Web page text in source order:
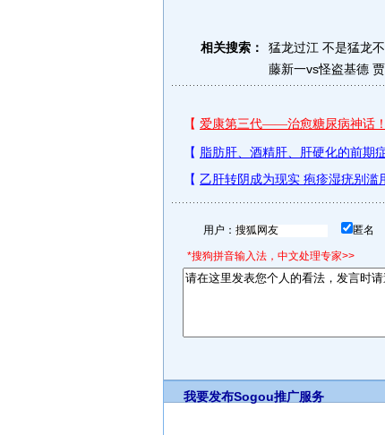
相关搜索： 猛龙过江 不是猛龙
藤新一vs怪盗基德
用户： 匿名
*搜狗拼音输入法，中文处理专家>>
我要发布Sogou推广服务